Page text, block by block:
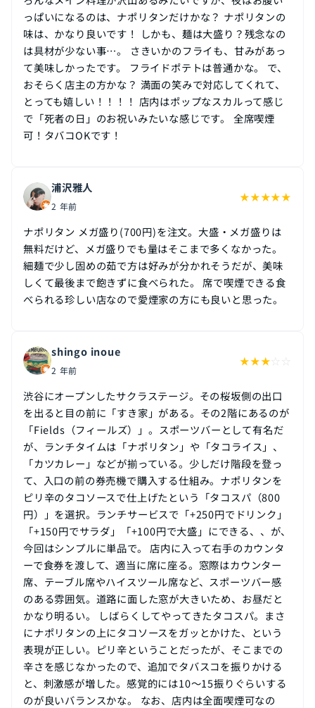
っぱいになるのは、ナポリタンだけかな？ ナポリタンの
味は、かなり良いです！ しかも、麺は大盛り？残念なの
は具材が少ない事…。 さきいかのフライも、甘みがあっ
て美味しかったです。 フライドポテトは普通かな。 で、
おそらく店主の方かな？ 満面の笑みで対応してくれて、
とっても嬉しい！！！！ 店内はポップなスカルって感じ
で「死者の日」のお祝いみたいな感じです。 全席喫煙
可！タバコOKです！
浦沢雅人
2 年前
★★★★★
ナポリタン メガ盛り(700円)を注文。大盛・メガ盛りは
無料だけど、メガ盛りでも量はそこまで多くなかった。
細麺で少し固めの茹で方は好みが分かれそうだが、美味
しくて最後まで飽きずに食べられた。 席で喫煙できる食
べられる珍しい店なので愛煙家の方にも良いと思った。
shingo inoue
2 年前
★★★
渋谷にオープンしたサクラステージ。その桜坂側の出口
を出ると目の前に「すき家」がある。その2階にあるのが
「Fields（フィールズ）」。スポーツバーとして有名だ
が、ランチタイムは「ナポリタン」や「タコライス」、
「カツカレー」などが揃っている。少しだけ階段を登っ
て、入口の前の券売機で購入する仕組み。ナポリタンを
ピリ辛のタコソースで仕上げたという「タコスパ（800
円）」を選択。ランチサービスで「+250円でドリンク」
「+150円でサラダ」「+100円で大盛」にできる、、が、
今回はシンプルに単品で。 店内に入って右手のカウンタ
ーで食券を渡して、適当に席に座る。窓際はカウンター
席、テーブル席やハイスツール席など、スポーツバー感
のある雰囲気。道路に面した窓が大きいため、お昼だと
かなり明るい。 しばらくしてやってきたタコスパ。まさ
にナポリタンの上にタコソースをガッとかけた、という
表現が正しい。ピリ辛ということだったが、そこまでの
辛さを感じなかったので、追加でタバスコを振りかける
と、刺激感が増した。感覚的には10〜15振りぐらいする
のが良いバランスかな。 なお、店内は全面喫煙可なの